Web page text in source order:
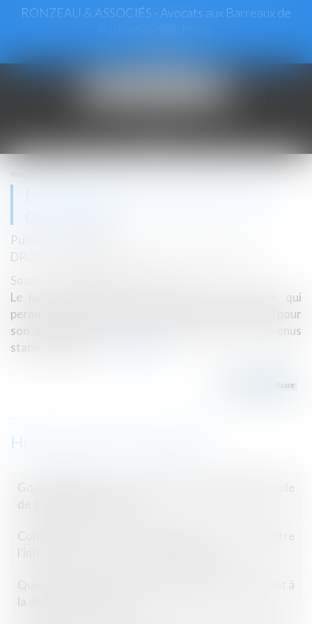
RONZEAU & ASSOCIÉS - Avocats aux Barreaux de
le
Vous êtes ici :
Publié le :
DROIT COMMERCIAL
Source :
Le bail commercial est un contrat fondamental, qui
permet au locataire (le preneur) d’exploiter un local pour
son activité, tout en offrant une source de revenus
stable au bailleur...
Historique
Google AdSense : le Tribunal de l’UE annule l’amende
de 1,49 milliard d’euros
Confiscation d’un bien servant à commettre
l’infraction et notion de libre disposition
Quel sort pour la servitude établie postérieurement à
la division parcellaire ?